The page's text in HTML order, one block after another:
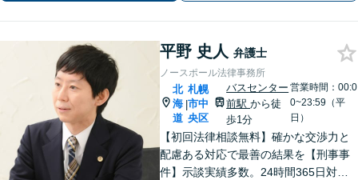
平野 史人 弁護士
ノースポール法律事務所
北
海
道
|
札幌
市中
央区
バスセンター
前駅から徒
歩1分
営業時間：00:0
0~23:59（平
日）
【初回法律相談無料】確かな交渉力と
配慮ある対応で最善の結果を【刑事事
件】示談実績多数。24時間365日対応